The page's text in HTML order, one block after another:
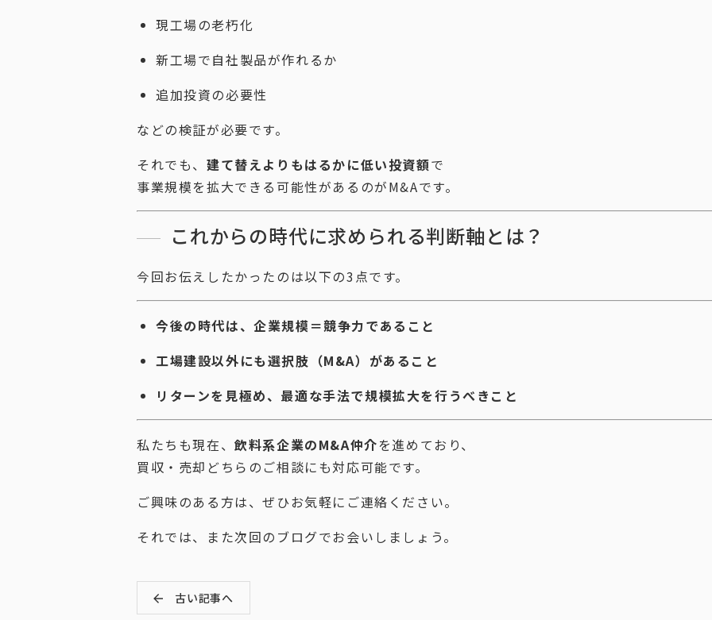
現工場の老朽化
新工場で自社製品が作れるか
追加投資の必要性
などの検証が必要です。
それでも、 建て替えよりもはるかに低い投資額で
事業規模を拡大できる可能性があるのがM&Aです。
これからの時代に求められる判断軸とは？
今回お伝えしたかったのは以下の3点です。
今後の時代は、企業規模＝競争力であること
工場建設以外にも選択肢（M&A）があること
リターンを見極め、最適な手法で規模拡大を行うべきこと
私たちも現在、飲料系企業のM&A仲介を進めており、
買収・売却どちらのご相談にも対応可能です。
ご興味のある方は、ぜひお気軽にご連絡ください。
それでは、また次回のブログでお会いしましょう。
古い記事へ